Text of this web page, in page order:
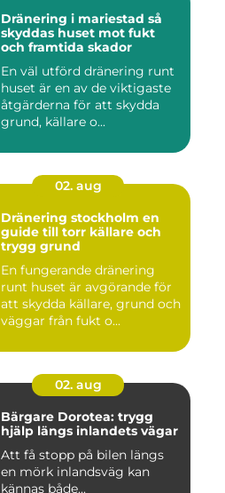
Dränering i mariestad så
skyddas huset mot fukt
och framtida skador
En väl utförd dränering runt
huset är en av de viktigaste
åtgärderna för att skydda
grund, källare o...
02. aug
Dränering stockholm en
guide till torr källare och
trygg grund
En fungerande dränering
runt huset är avgörande för
att skydda källare, grund och
väggar från fukt o...
02. aug
Bärgare Dorotea: trygg
hjälp längs inlandets vägar
Att få stopp på bilen längs
en mörk inlandsväg kan
kännas både...